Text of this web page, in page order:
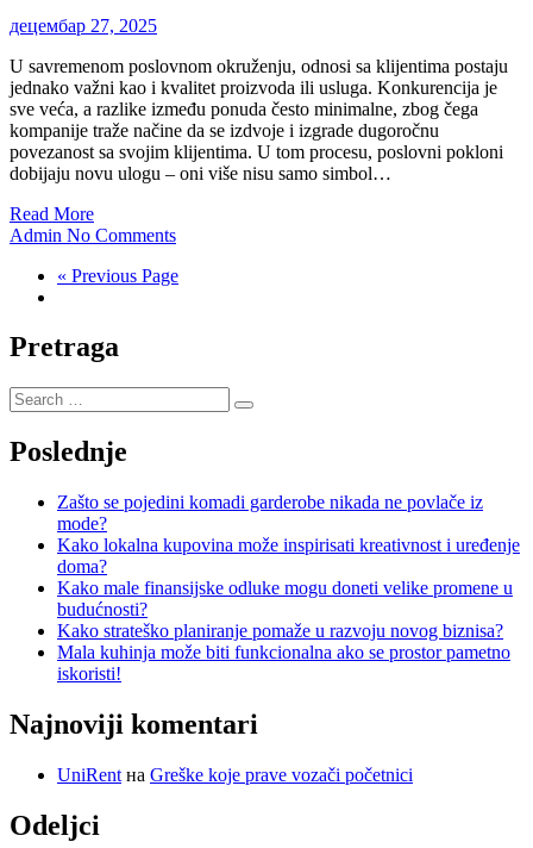
децембар 27, 2025
U savremenom poslovnom okruženju, odnosi sa klijentima postaju
jednako važni kao i kvalitet proizvoda ili usluga. Konkurencija je
sve veća, a razlike između ponuda često minimalne, zbog čega
kompanije traže načine da se izdvoje i izgrade dugoročnu
povezanost sa svojim klijentima. U tom procesu, poslovni pokloni
dobijaju novu ulogu – oni više nisu samo simbol…
Read More
Admin No Comments
« Previous Page
Pretraga
Poslednje
Zašto se pojedini komadi garderobe nikada ne povlače iz
mode?
Kako lokalna kupovina može inspirisati kreativnost i uređenje
doma?
Kako male finansijske odluke mogu doneti velike promene u
budućnosti?
Kako strateško planiranje pomaže u razvoju novog biznisa?
Mala kuhinja može biti funkcionalna ako se prostor pametno
iskoristi!
Najnoviji komentari
UniRent на Greške koje prave vozači početnici
Odeljci